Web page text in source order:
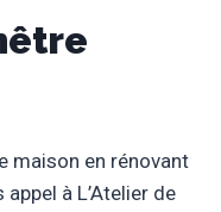
maison en rénovant
à L’Atelier de